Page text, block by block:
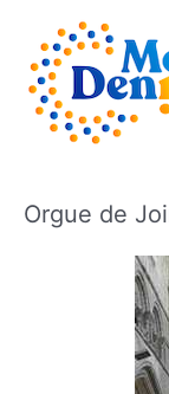
Orgue de